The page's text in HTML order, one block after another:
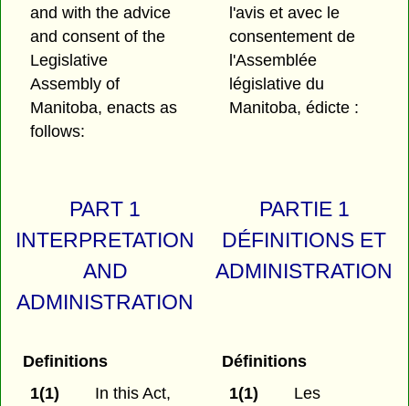
and with the advice
and consent of the
Legislative
Assembly of
Manitoba, enacts as
follows:
l'avis et avec le
consentement de
l'Assemblée
législative du
Manitoba, édicte :
PART 1
INTERPRETATION
AND
ADMINISTRATION
PARTIE 1
DÉFINITIONS ET
ADMINISTRATION
Definitions
1(1)
In this Act,
Définitions
1(1)
Les